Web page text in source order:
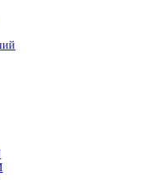
LS 628C
LS 688C
LC 185
LC 195F
FANUC